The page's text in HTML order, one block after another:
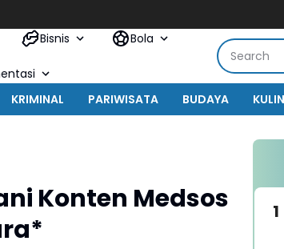
Bisnis Bola
KRIMINAL PARIWISATA BUDAYA
Konten Medsos